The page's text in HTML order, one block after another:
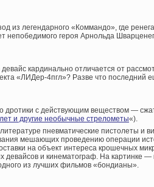
из легендарного «Коммандо», где
непобедимого героя Арнольда
кардинально отличается от
«ЛИДер-4пгл»? Разве что последний
дротики с действующим веществом —
и другие необычные стрелометы«).
пневматические пистолеты и
мешающих проведению операции
на объект интереса крошечных
девайсов и кинематограф. На картинке
одного из лучших фильмов «бондианы».